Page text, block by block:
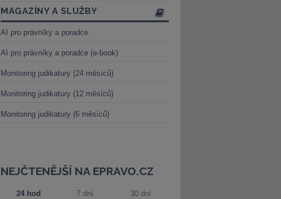
MAGAZÍNY A SLUŽBY
AI pro právníky a poradce
AI pro právníky a poradce (e-book)
Monitoring judikatury (24 měsíců)
Monitoring judikatury (12 měsíců)
Monitoring judikatury (6 měsíců)
NEJČTENĚJŠÍ NA EPRAVO.CZ
24 hod 7 dní 30 dní